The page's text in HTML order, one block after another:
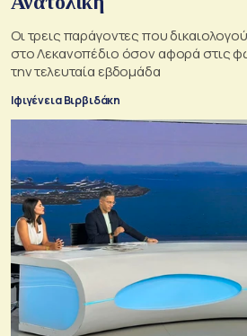
Oι τρεις παράγοντες που
στο Λεκανοπέδιο όσον αφορά στις
την τελευταία εβδομάδα
Ιφιγένεια Βιρβιδάκη